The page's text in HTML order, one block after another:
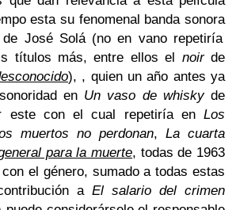
esta su fenomenal banda sonora
José Solá (no en vano repetiría
títulos más, entre ellos el noirde
), , quien un año antes ya
en Un vaso de whiskyde
este con el cual repetiría en Los
muertos no perdonan, La cuarta
para la muerte, todas de 1963
el género, sumado a todas estas
a El salario del crimen